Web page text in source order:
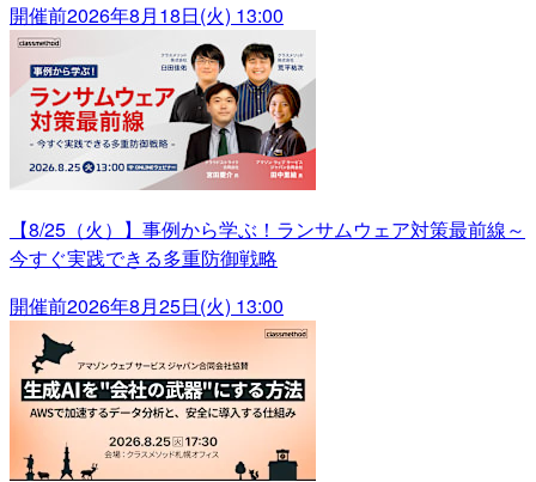
開催前2026年8月18日(火) 13:00
【8/25（火）】事例から学ぶ！ランサムウェア対策最前線～
今すぐ実践できる多重防御戦略
開催前2026年8月25日(火) 13:00